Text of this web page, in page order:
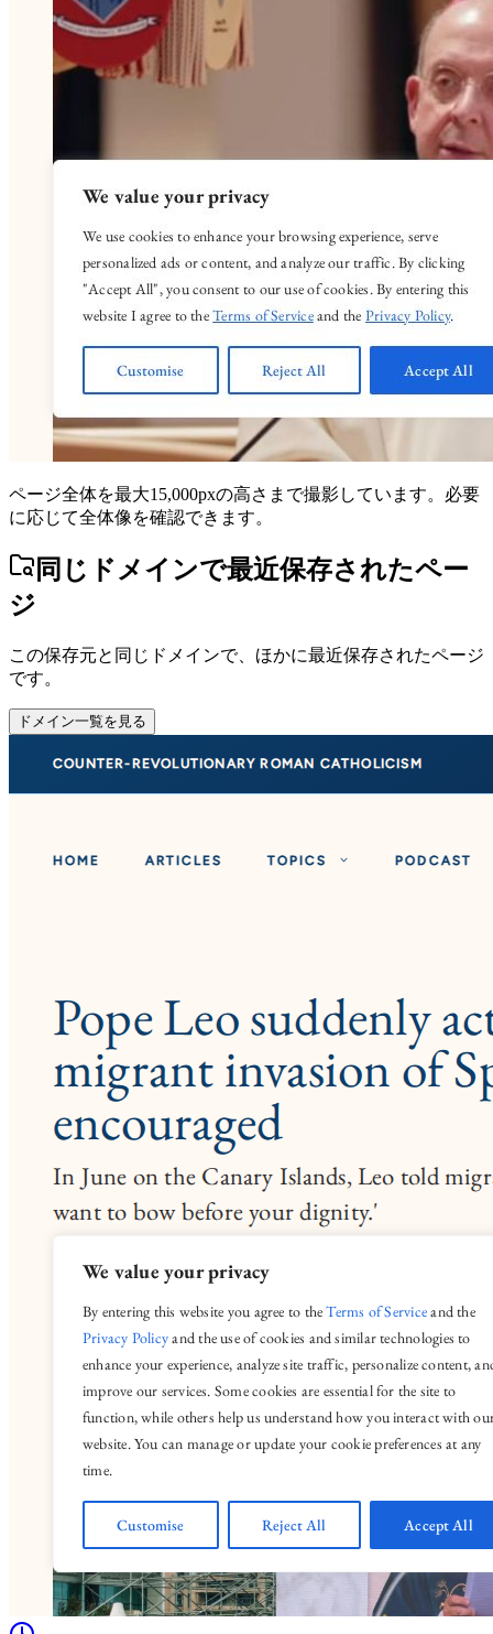
ページ全体を最大15,000pxの高さまで撮影しています。必要
に応じて全体像を確認できます。
同じドメインで最近保存されたペー
ジ
この保存元と同じドメインで、ほかに最近保存されたページ
です。
ドメイン一覧を見る